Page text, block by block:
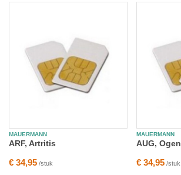
MAUERMANN
ARF, Artritis
€ 34,95 /stuk
MAUERMANN
AUG, Ogen
€ 34,95/stuk